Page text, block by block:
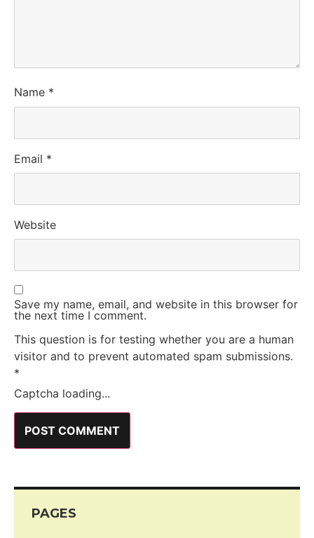
Name *
Email *
Website
Save my name, email, and website in this browser for
the next time I comment.
This question is for testing whether you are a human
visitor and to prevent automated spam submissions.
*
Captcha loading...
PAGES